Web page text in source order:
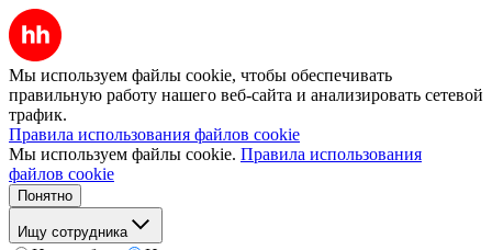
Мы используем файлы cookie, чтобы обеспечивать
правильную работу нашего веб-сайта и анализировать сетевой
трафик.
Правила использования файлов cookie
Мы используем файлы cookie. Правила использования
файлов cookie
Понятно
Ищу сотрудника